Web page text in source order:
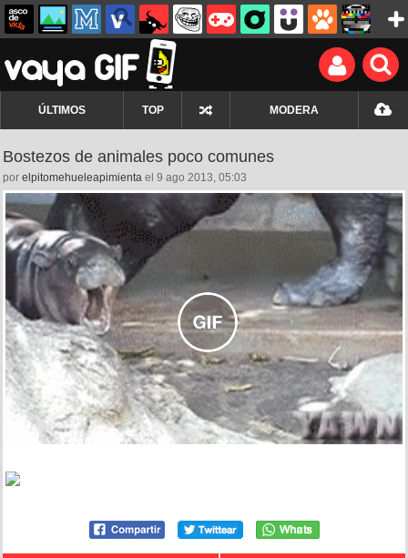
ÚLTIMOS TOP MODERA
Bostezos de animales poco comunes
por elpitomehueleapimienta el 9 ago 2013, 05:03